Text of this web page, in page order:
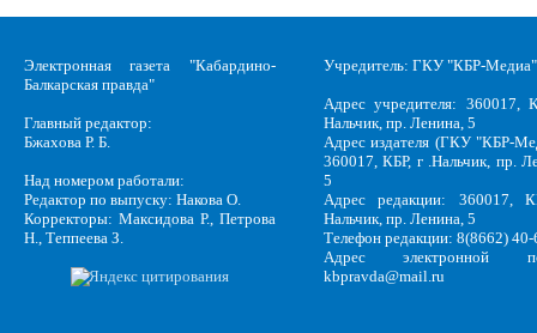
Электронная газета "Кабардино-
Балкарская правда"
Главный редактор:
Бжахова Р. Б.
Над номером работали:
Редактор по выпуску: Накова О.
Корректоры: Максидова Р., Петрова
Н., Теппеева З.
Учредитель: ГКУ "КБР-Медиа"
Адрес учредителя: 360017,
Нальчик, пр. Ленина, 5
Адрес издателя (ГКУ "КБР-
360017, КБР, г .Нальчик, пр.
5
Адрес редакции: 360017,
Нальчик, пр. Ленина, 5
Телефон редакции: 8(8662)
Адрес электронной
kbpravda@mail.ru